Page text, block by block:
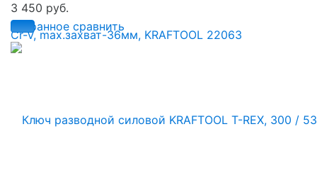
избранное сравнить
3 450 руб.